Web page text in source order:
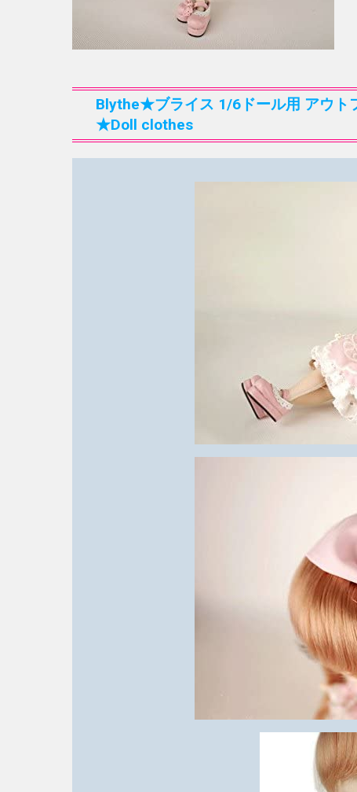
Blythe★ブライス 1/6ドール用 アウト
★Doll clothes